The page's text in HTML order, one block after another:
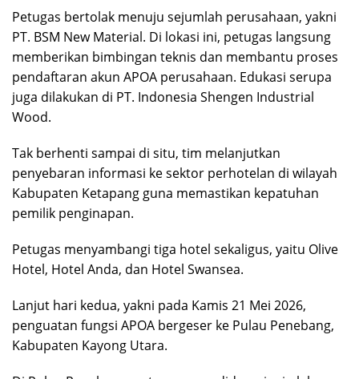
Petugas bertolak menuju sejumlah perusahaan, yakni
PT. BSM New Material. Di lokasi ini, petugas langsung
memberikan bimbingan teknis dan membantu proses
pendaftaran akun APOA perusahaan. Edukasi serupa
juga dilakukan di PT. Indonesia Shengen Industrial
Wood.
Tak berhenti sampai di situ, tim melanjutkan
penyebaran informasi ke sektor perhotelan di wilayah
Kabupaten Ketapang guna memastikan kepatuhan
pemilik penginapan.
Petugas menyambangi tiga hotel sekaligus, yaitu Olive
Hotel, Hotel Anda, dan Hotel Swansea.
Lanjut hari kedua, yakni pada Kamis 21 Mei 2026,
penguatan fungsi APOA bergeser ke Pulau Penebang,
Kabupaten Kayong Utara.